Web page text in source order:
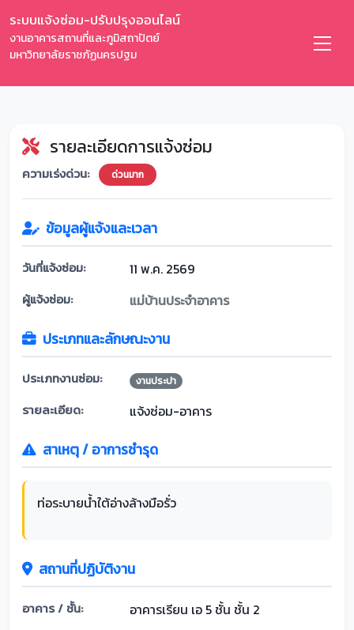
ระบบแจ้งซ่อม-ปรับปรุงออนไลน์
งานอาคารสถานที่และภูมิสถาปัตย์
มหาวิทยาลัยราชภัฏนครปฐม
รายละเอียดการแจ้งซ่อม
ความเร่งด่วน: ด่วนมาก
ข้อมูลผู้แจ้งและเวลา
วันที่แจ้งซ่อม: 11 พ.ค. 2569
ผู้แจ้งซ่อม: แม่บ้านประจำอาคาร
ประเภทและลักษณะงาน
ประเภทงานซ่อม: งานประปา
รายละเอียด: แจ้งซ่อม-อาคาร
สาเหตุ / อาการชำรุด
ท่อระบายน้ำใต้อ่างล้างมือรั่ว
สถานที่ปฏิบัติงาน
อาคาร / ชั้น: อาคารเรียน เอ 5 ชั้น ชั้น 2